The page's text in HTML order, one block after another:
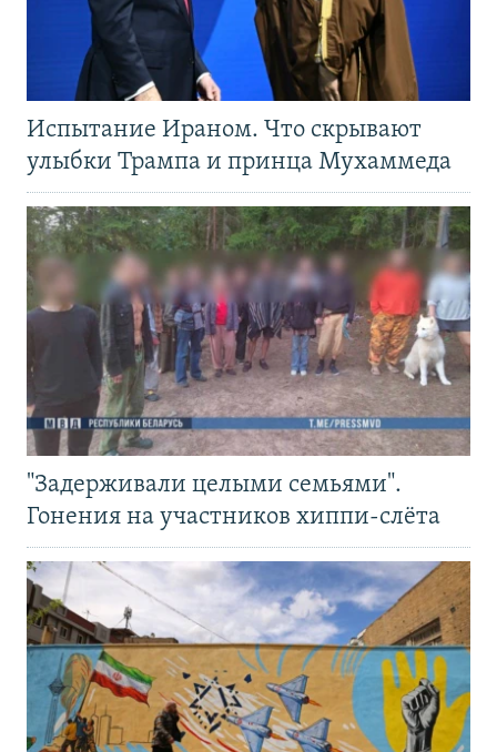
Испытание Ираном. Что скрывают
улыбки Трампа и принца Мухаммеда
"Задерживали целыми семьями".
Гонения на участников хиппи-слёта